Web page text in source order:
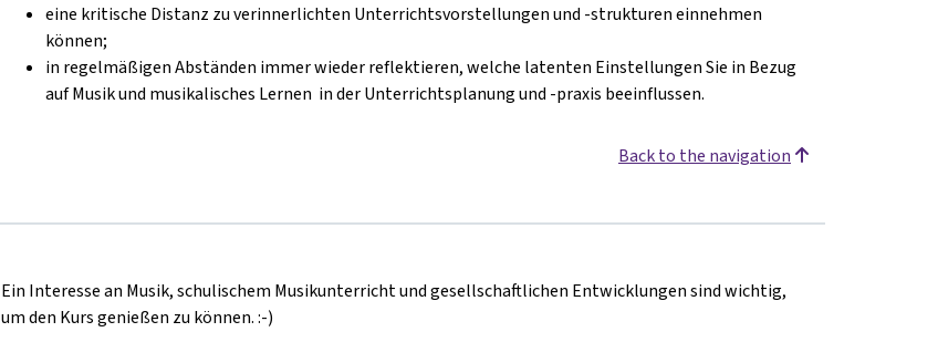
eine kritische Distanz zu verinnerlichten Unterrichtsvorstellungen und -strukturen einnehmen
können;
in regelmäßigen Abständen immer wieder reflektieren, welche latenten Einstellungen Sie in Bezug
auf Musik und musikalisches Lernen in der Unterrichtsplanung und -praxis beeinflussen.
Back to the navigation
Ein Interesse an Musik, schulischem Musikunterricht und gesellschaftlichen Entwicklungen sind wichtig,
um den Kurs genießen zu können. :-)